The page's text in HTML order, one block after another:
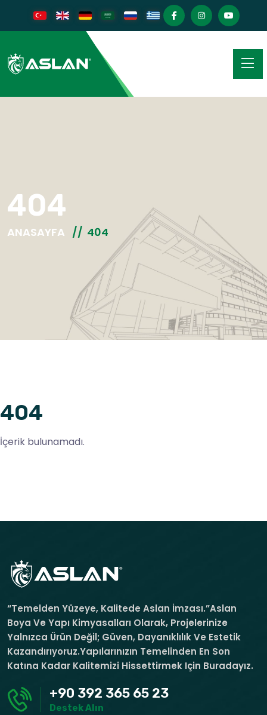
404
ANASAYFA 404
404
İçerik bulunamadı.
“Temelden Yüzeye, Kalitede Aslan İmzası.”Aslan
Boya Ve Yapı Kimyasalları Olarak, Projelerinize
Yalnızca Ürün Değil; Güven, Dayanıklılık Ve Estetik
Kazandırıyoruz.Yapılarınızın Temelinden En Son
Katına Kadar Kalitemizi Hissettirmek Için Buradayız.
+90 392 365 65 23
Destek Alın